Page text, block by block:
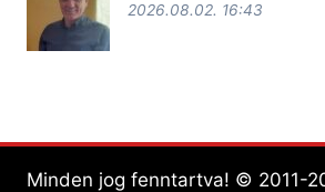
2026.08.02. 16:43
Minden jog fenntartva! © 2011-